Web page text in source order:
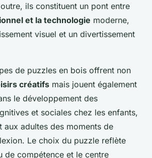
ils constituent un pont entre
et la technologie moderne,
visuel et un divertissement
de puzzles en bois offrent non
créatifs mais jouent également
le développement des
et sociales chez les enfants,
aux adultes des moments de
Le choix du puzzle reflète
de compétence et le centre